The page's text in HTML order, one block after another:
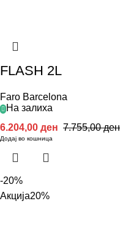
FLASH 2L
Faro Barcelona
На залиха
7.755,00ден
6.204,00 ден
Додај во кошница
-20%
Акција20%